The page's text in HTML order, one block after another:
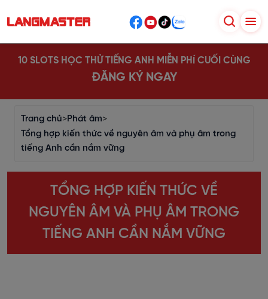
10 SLOTS HỌC THỬ TIẾNG ANH MIỄN PHÍ CUỐI CÙNG
ĐĂNG KÝ NGAY
Trang chủ>Phát âm>
Tổng hợp kiến thức về nguyên âm và phụ âm trong
tiếng Anh cần nắm vững
TỔNG HỢP KIẾN THỨC VỀ
NGUYÊN ÂM VÀ PHỤ ÂM TRONG
TIẾNG ANH CẦN NẮM VỮNG